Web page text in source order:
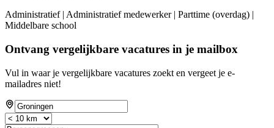
Administratief | Administratief medewerker | Parttime (overdag) |
Middelbare school
Ontvang vergelijkbare vacatures in je mailbox
Vul in waar je vergelijkbare vacatures zoekt en vergeet je e-
mailadres niet!